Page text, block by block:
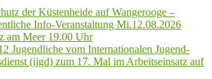
der Küstenheide auf Wangerooge –
Info-Veranstaltung Mi.12.08.2026
am Meer 19.00 Uhr
Jugendliche vom Internationalen Jugend-
(ijgd) zum 17. Mal im Arbeitseinsatz auf